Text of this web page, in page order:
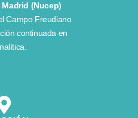
(Nucep)
Campo Freudiano
continuada en